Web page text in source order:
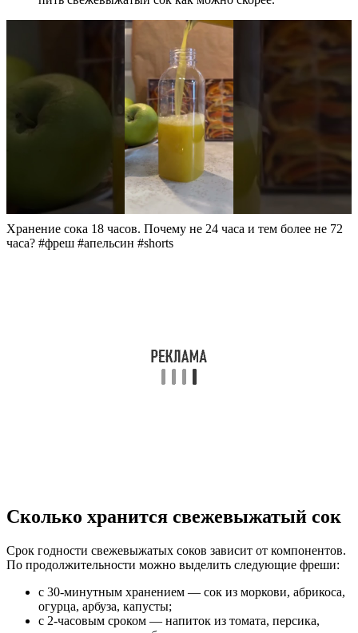
Хранение сока 18 часов. Почему не 24 часа и тем более не 72
часа? #фреш #апельсин #shorts
Сколько хранится свежевыжатый сок
Срок годности свежевыжатых соков зависит от компонентов.
По продолжительности можно выделить следующие фреши:
с 30-минутным хранением — сок из моркови, абрикоса,
огурца, арбуза, капусты;
с 2-часовым сроком — напиток из томата, персика,